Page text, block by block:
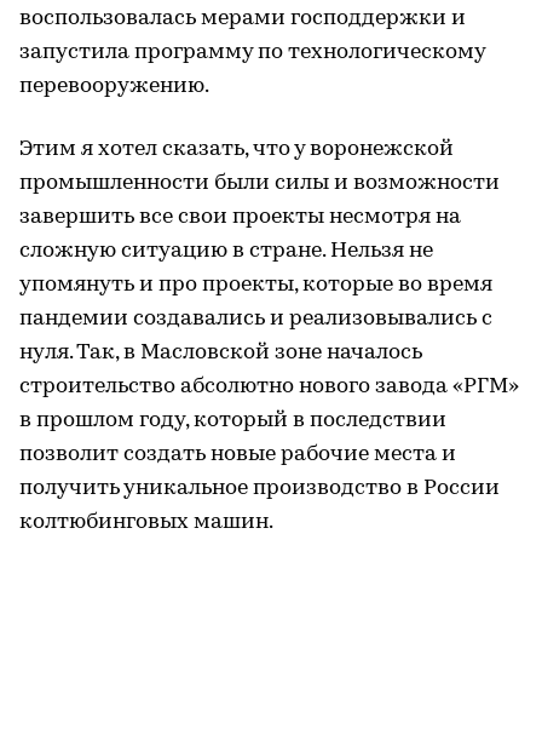
воспользовалась мерами господдержки и
запустила программу по технологическому
перевооружению.
Этим я хотел сказать, что у воронежской
промышленности были силы и возможности
завершить все свои проекты несмотря на
сложную ситуацию в стране. Нельзя не
упомянуть и про проекты, которые во время
пандемии создавались и реализовывались с
нуля. Так, в Масловской зоне началось
строительство абсолютно нового завода «РГМ»
в прошлом году, который в последствии
позволит создать новые рабочие места и
получить уникальное производство в России
колтюбинговых машин.